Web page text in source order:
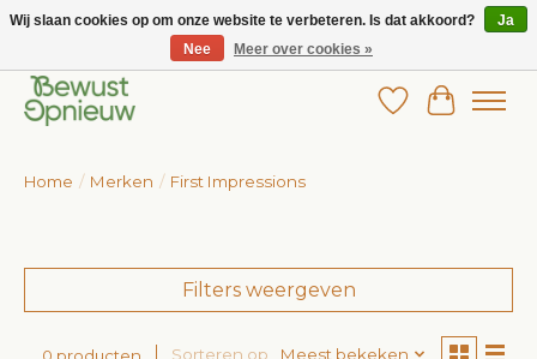
Wij bieden het grootste aanbod in betaalbare kinderkleding!
Verlanglijst
Home / Merken / First Impressions
Filters weergeven
0 producten Sorteren op Meest bekeken
Wij slaan cookies op om onze website te verbeteren. Is dat akkoord?
Ja
Nee
Meer over cookies »